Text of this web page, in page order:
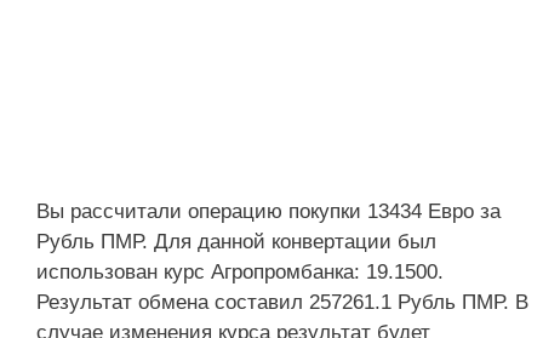
Вы рассчитали операцию покупки 13434 Евро за
Рубль ПМР. Для данной конвертации был
использован курс Агропромбанка: 19.1500.
Результат обмена составил 257261.1 Рубль ПМР. В
случае изменения курса результат будет